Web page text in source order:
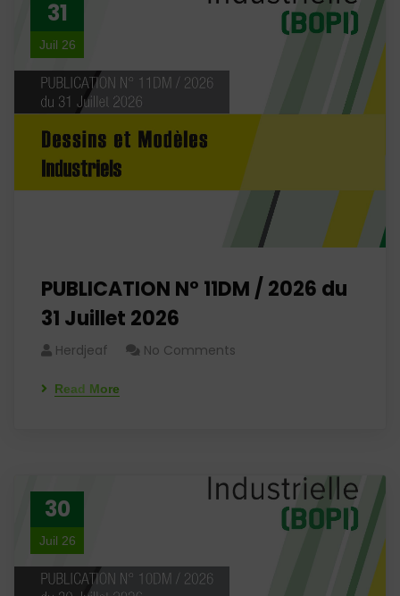
31
Juil 26
PUBLICATION N° 11DM / 2026 du
31 Juillet 2026
Herdjeaf No Comments
Read More
30
Juil 26